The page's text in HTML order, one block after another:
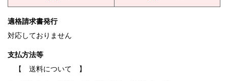
適格請求書発行
対応しておりません
支払方法等
【 送料について 】